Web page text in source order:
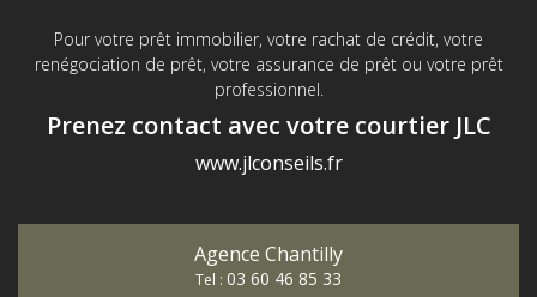
Pour votre prêt immobilier, votre rachat de crédit, votre
renégociation de prêt, votre assurance de prêt ou votre prêt
professionnel.
Prenez contact avec votre courtier JLC
www.jlconseils.fr
Agence Chantilly
Tel : 03 60 46 85 33